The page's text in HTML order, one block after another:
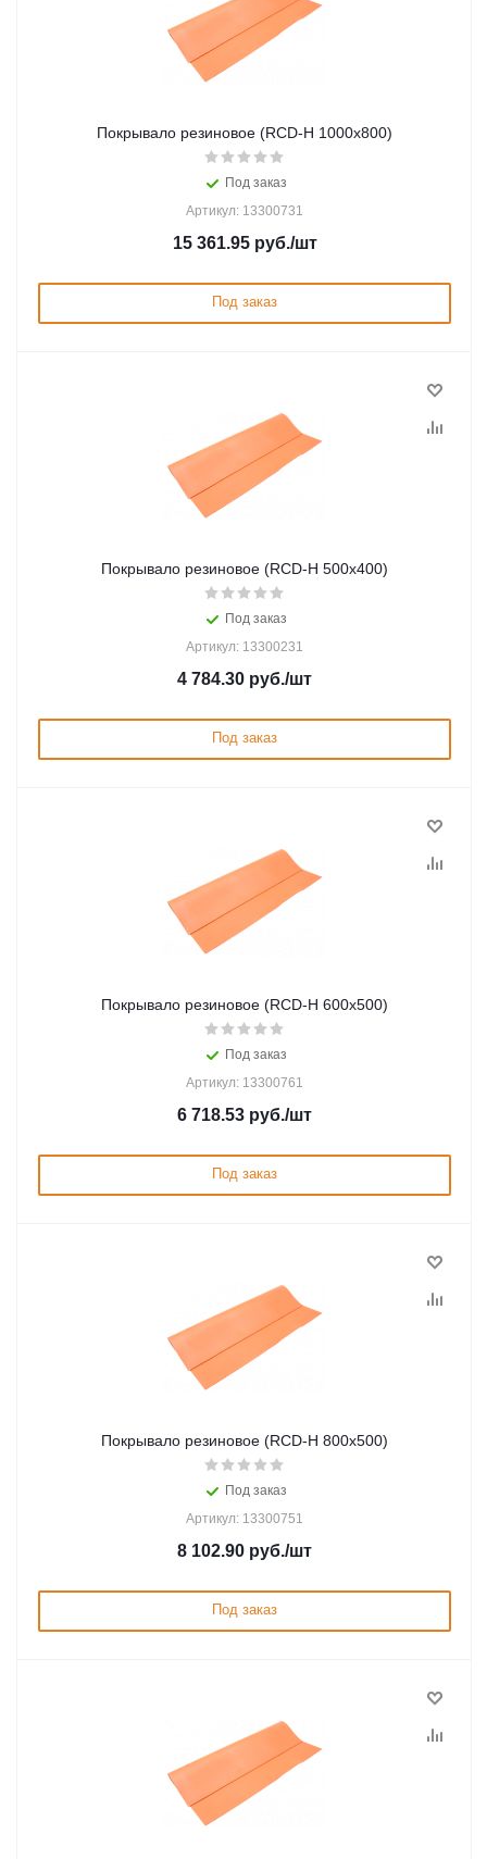
Покрывало резиновое (RCD-Н 1000х800)
Под заказ
Артикул: 13300731
15 361.95руб./шт
Под заказ
Покрывало резиновое (RCD-Н 500х400)
Под заказ
Артикул: 13300231
4 784.30 руб./шт
Под заказ
Покрывало резиновое (RCD-Н 600х500)
Под заказ
Артикул: 13300761
6 718.53 руб./шт
Под заказ
Покрывало резиновое (RCD-Н 800х500)
Под заказ
Артикул: 13300751
8 102.90 руб./шт
Под заказ